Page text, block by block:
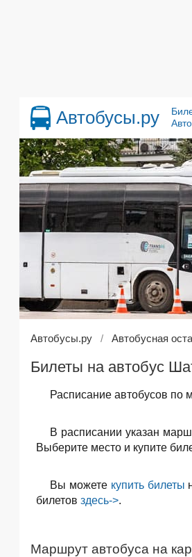
Автобусы.ру
Автобусы.ру Автобусная
Билеты на автобус
Расписание автобусов по
В расписании указан
Выберите место и купите
Вы можете купить билеты
билетов здесь->.
Маршрут автобуса на